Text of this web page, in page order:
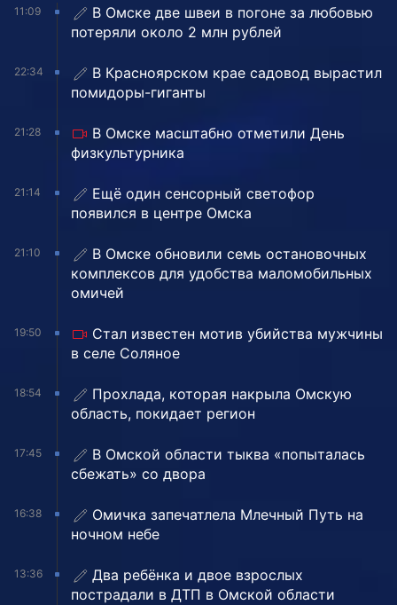
11:09
В Омске две швеи в погоне за любовью
потеряли около 2 млн рублей
22:34
В Красноярском крае садовод вырастил
помидоры-гиганты
21:28
В Омске масштабно отметили День
физкультурника
21:14
Ещё один сенсорный светофор
появился в центре Омска
21:10
В Омске обновили семь остановочных
комплексов для удобства маломобильных
омичей
19:50
Стал известен мотив убийства мужчины
в селе Соляное
18:54
Прохлада, которая накрыла Омскую
область, покидает регион
17:45
В Омской области тыква «попыталась
сбежать» со двора
16:38
Омичка запечатлела Млечный Путь на
ночном небе
13:36
Два ребёнка и двое взрослых
пострадали в ДТП в Омской области